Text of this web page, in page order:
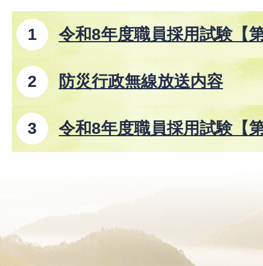
令和8年度職員採用試験【
防災行政無線放送内容
令和8年度職員採用試験【